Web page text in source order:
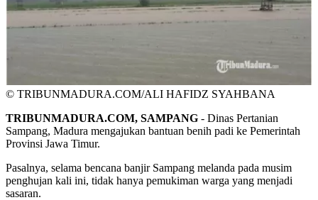
© TRIBUNMADURA.COM/ALI HAFIDZ SYAHBANA
TRIBUNMADURA.COM, SAMPANG - Dinas Pertanian
Sampang, Madura mengajukan bantuan benih padi ke Pemerintah
Provinsi Jawa Timur.
Pasalnya, selama bencana banjir Sampang melanda pada musim
penghujan kali ini, tidak hanya pemukiman warga yang menjadi
sasaran.